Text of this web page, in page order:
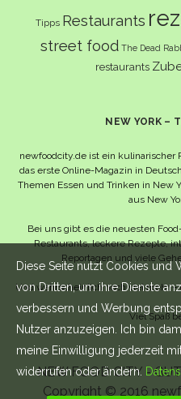
Tipps Restaurants
street food The Dead
restaurants
NEW YORK –
newfoodcity.de ist ein kulinarischer
das erste Online-Magazin in
Themen Essen und Trinken in New
aus New
Bei uns gibt es die neuesten
Restaurants, leckere Rezepte,
Reportagen und viele
Und wahrscheinlich noch viel mehr
Viel Spaß
NEW FOOD CITY -
Copyright © 2016
Diese Seite nutzt Cookies und
von Dritten, um ihre Dienste
verbessern und Werbung
Nutzer anzuzeigen. Ich bin
meine Einwilligung jederzeit
widerrufen oder ändern.